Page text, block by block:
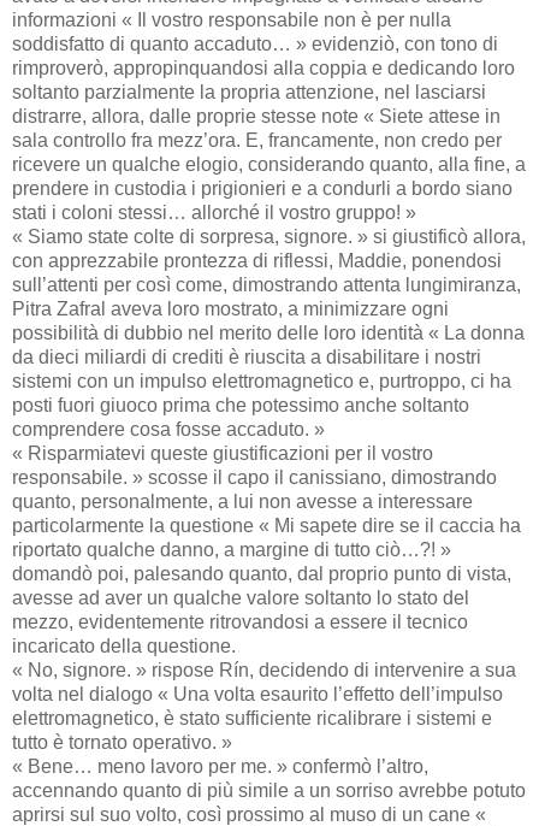
informazioni « Il vostro responsabile non è per nulla
soddisfatto di quanto accaduto… » evidenziò, con tono di
rimproverò, appropinquandosi alla coppia e dedicando loro
soltanto parzialmente la propria attenzione, nel lasciarsi
distrarre, allora, dalle proprie stesse note « Siete attese in
sala controllo fra mezz’ora. E, francamente, non credo per
ricevere un qualche elogio, considerando quanto, alla fine, a
prendere in custodia i prigionieri e a condurli a bordo siano
stati i coloni stessi… allorché il vostro gruppo! »
« Siamo state colte di sorpresa, signore. » si giustificò allora,
con apprezzabile prontezza di riflessi, Maddie, ponendosi
sull’attenti per così come, dimostrando attenta lungimiranza,
Pitra Zafral aveva loro mostrato, a minimizzare ogni
possibilità di dubbio nel merito delle loro identità « La donna
da dieci miliardi di crediti è riuscita a disabilitare i nostri
sistemi con un impulso elettromagnetico e, purtroppo, ci ha
posti fuori giuoco prima che potessimo anche soltanto
comprendere cosa fosse accaduto. »
« Risparmiatevi queste giustificazioni per il vostro
responsabile. » scosse il capo il canissiano, dimostrando
quanto, personalmente, a lui non avesse a interessare
particolarmente la questione « Mi sapete dire se il caccia ha
riportato qualche danno, a margine di tutto ciò…?! »
domandò poi, palesando quanto, dal proprio punto di vista,
avesse ad aver un qualche valore soltanto lo stato del
mezzo, evidentemente ritrovandosi a essere il tecnico
incaricato della questione.
« No, signore. » rispose Rín, decidendo di intervenire a sua
volta nel dialogo « Una volta esaurito l’effetto dell’impulso
elettromagnetico, è stato sufficiente ricalibrare i sistemi e
tutto è tornato operativo. »
« Bene… meno lavoro per me. » confermò l’altro,
accennando quanto di più simile a un sorriso avrebbe potuto
aprirsi sul suo volto, così prossimo al muso di un cane «